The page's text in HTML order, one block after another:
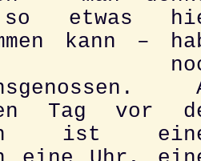
etwas
kann –
Tag vor
ist